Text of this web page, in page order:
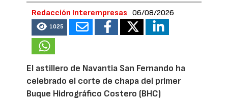
Redacción Interempresas 06/08/2026
1025
El astillero de Navantia San Fernando ha
celebrado el corte de chapa del primer
Buque Hidrográfico Costero (BHC)